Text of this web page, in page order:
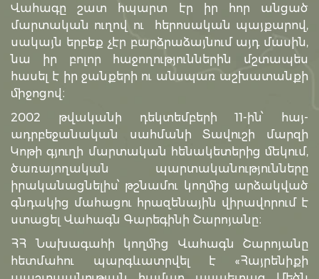
Վահագը շատ հպարտ էր իր հոր անցած
մարտական ուղով ու հերոսական պայքարով,
սակայն երբեք չէր բարձրաձայնում այդ մասին,
նա իր բոլոր հաջողություններին մշտապես
հասել է իր ջանքերի ու անսպառ աշխատանքի
միջոցով։
2002 թվականի դեկտեմբերի 11-ին՝ հայ-
ադրբեջանական սահմանի Տավուշի մարզի
Կոթի գյուղի մարտական հենակետերից մեկում,
ծառայողական պարտականությունները
իրականացնելիս՝ թշնամու կողմից արձակված
գնդակից մահացու հրազենային վիրավորում է
ստացել Վահագն Գարեգինի Շարոյանը։
ՀՀ Նախագահի կողմից Վահագն Շարոյանը
հետմահու պարգևատրվել է «Հայրենիքի